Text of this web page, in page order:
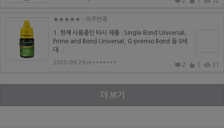
★★★★★ - 아주만족
1. 현재 사용중인 타사 제품 : Single Bond Universal,
Prime and Bond Universal, G-premio Bond 등 8세
대...
2025-09-29 m******* 2 1 31
더 보기